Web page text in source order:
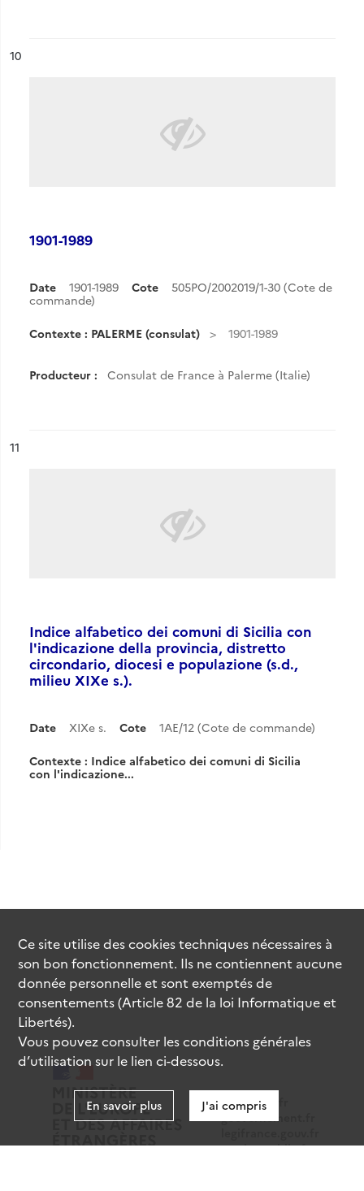
n°
10
1901-1989
Date 1901-1989 Cote
505PO/2002019/1-30 (Cote de
commande)
Contexte : PALERME (consulat) 1901-1989
Producteur : Consulat de France à Palerme (Italie)
n°
11
Indice alfabetico dei comuni di Sicilia con
l'indicazione della provincia, distretto
circondario, diocesi e populazione (s.d.,
milieu XIXe s.).
Date XIXe s. Cote 1AE/12 (Cote de commande)
Contexte : Indice alfabetico dei comuni di Sicilia
con l'indicazione...
data.gouv.fr
gouvernement.fr
service-public.fr
Ce site utilise descookiestechniques nécessaires à
son bon fonctionnement. Ils ne contiennent aucune
donnée personnelle et sont exemptés de
consentements (Article 82 de la loi Informatique et
Libertés).
Vous pouvez consulter les conditions générales
d’utilisation sur le lien ci-dessous.
En savoir plus J'ai compris